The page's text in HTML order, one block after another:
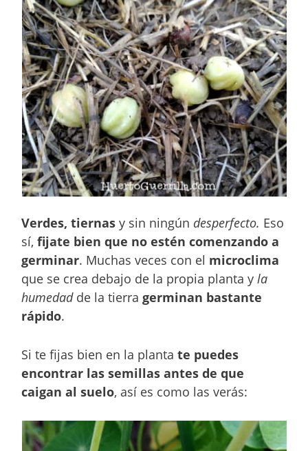
Verdes, tiernas y sin ningún desperfecto. Eso
sí,fijate bien que no estén comenzando a
germinar. Muchas veces con el microclima
que se crea debajo de la propia planta yla
humedadde la tierragerminan bastante
rápido.
Si te fijas bien en la planta te puedes
encontrar las semillas antes de que
caigan al suelo, así es como las verás: